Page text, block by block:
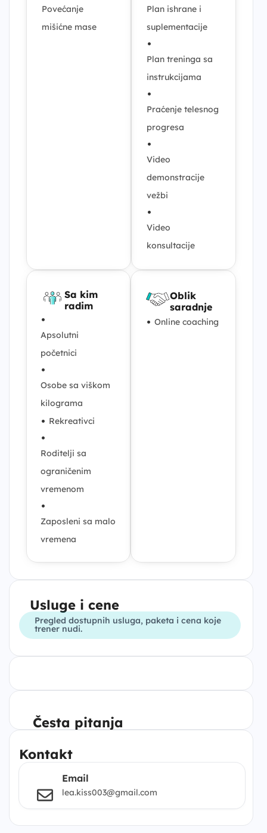
Povećanje
mišićne mase
Plan ishrane i
suplementacije
•
Plan treninga sa
instrukcijama
•
Praćenje telesnog
progresa
•
Video
demonstracije
vežbi
•
Video
konsultacije
Sa kim
radim
•
Apsolutni
početnici
•
Osobe sa viškom
kilograma
• Rekreativci
•
Roditelji sa
ograničenim
vremenom
•
Zaposleni sa malo
vremena
Oblik
saradnje
• Online coaching
Usluge i cene
Pregled dostupnih usluga, paketa i cena koje
trener nudi.
Česta pitanja
Kontakt
Email
lea.kiss003@gmail.com